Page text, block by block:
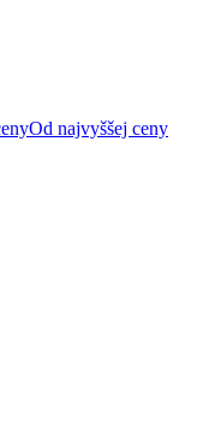
Od najvyššej ceny